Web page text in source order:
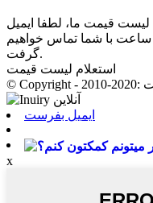
قیمت ما، لطفا ایمیل
خود را برای ما بگذارید و ما ظرف 24 ساعت با شما تماس خواهیم
گرفت.
استعلام لیست قیمت
ایمیل بفرست
x